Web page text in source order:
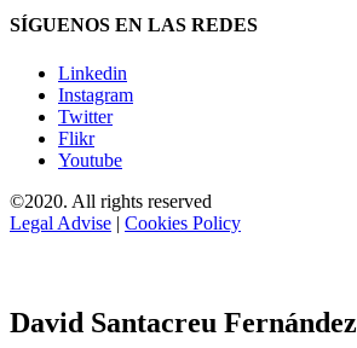
SÍGUENOS EN LAS REDES
Linkedin
Instagram
Twitter
Flikr
Youtube
©2020. All rights reserved
Legal Advise | Cookies Policy
David Santacreu Fernández